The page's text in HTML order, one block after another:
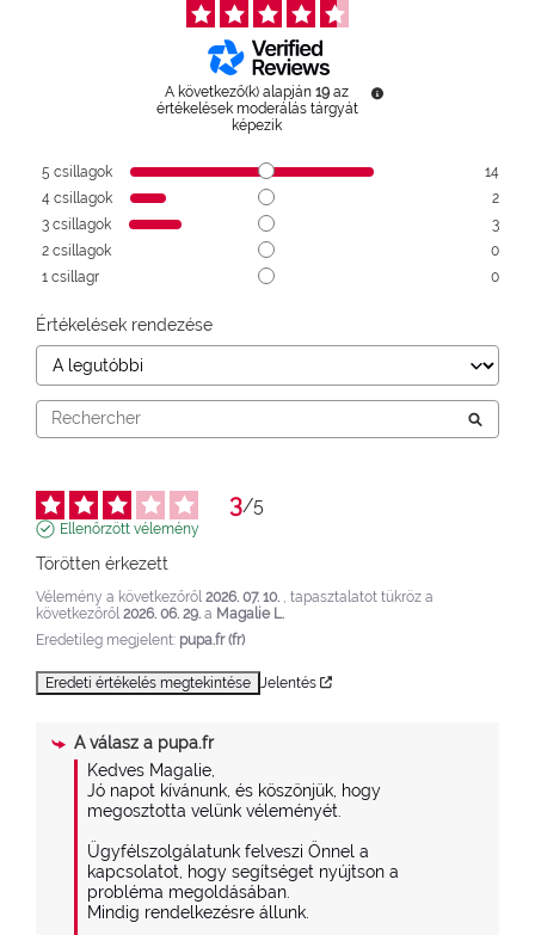
A következő(k) alapján 19 az
értékelések moderálás tárgyát
képezik
5 csillagok
14
4 csillagok
2
3 csillagok
3
2 csillagok
0
1 csillagr 0
Értékelések rendezése
3/5
Ellenőrzött vélemény
Törötten érkezett
Vélemény a következőről 2026. 07. 10. , tapasztalatot tükröz a
következőről 2026. 06. 29. a Magalie L.
Eredetileg megjelent: pupa.fr (fr)
Eredeti értékelés megtekintése Jelentés
A válasz a pupa.fr
Kedves Magalie,
Jó napot kívánunk, és köszönjük, hogy
megosztotta velünk véleményét.
Ügyfélszolgálatunk felveszi Önnel a
kapcsolatot, hogy segítséget nyújtson a
probléma megoldásában.
Mindig rendelkezésre állunk.